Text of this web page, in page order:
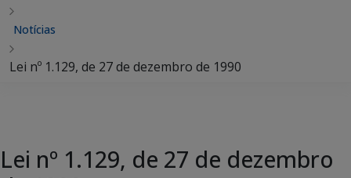
Notícias
Lei nº 1.129, de 27 de dezembro de 1990
Lei nº 1.129, de 27 de dezembro